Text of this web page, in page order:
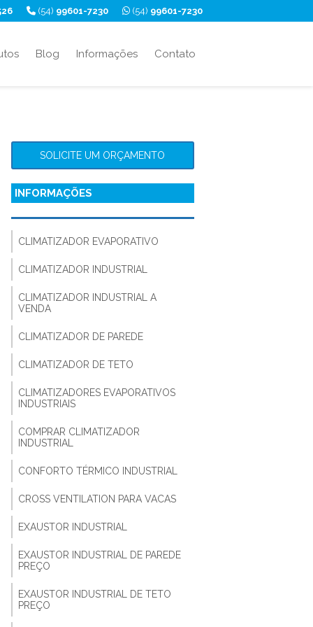
(54) 99601-7230
(54) 99601-7230
Blog Informações Contato
SOLICITE UM ORÇAMENTO
INFORMAÇÕES
CLIMATIZADOR EVAPORATIVO
CLIMATIZADOR INDUSTRIAL
CLIMATIZADOR INDUSTRIAL A
VENDA
CLIMATIZADOR DE PAREDE
CLIMATIZADOR DE TETO
CLIMATIZADORES EVAPORATIVOS
INDUSTRIAIS
COMPRAR CLIMATIZADOR
INDUSTRIAL
CONFORTO TÉRMICO INDUSTRIAL
CROSS VENTILATION PARA VACAS
EXAUSTOR INDUSTRIAL
EXAUSTOR INDUSTRIAL DE PAREDE
PREÇO
EXAUSTOR INDUSTRIAL DE TETO
PREÇO